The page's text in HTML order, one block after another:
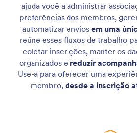
ajuda você a administrar
preferências dos membros,
automatizar envios em uma
reúne esses fluxos de trabalho
coletar inscrições, manter os
organizados e reduzir
Use-a para oferecer uma
membro, desde a inscrição